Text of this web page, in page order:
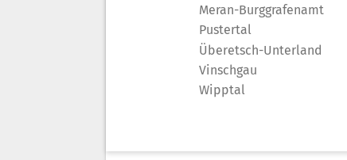
Meran-Burggrafenamt
Pustertal
Überetsch-Unterland
Vinschgau
Wipptal